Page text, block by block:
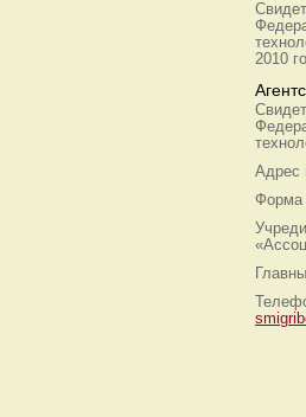
2010
Адрес
Форма